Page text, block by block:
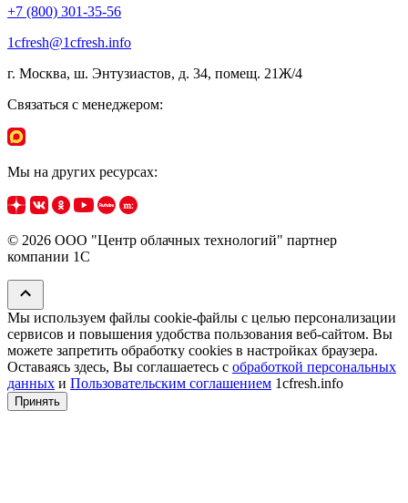
+7 (800) 301-35-56
1cfresh@1cfresh.info
г. Москва, ш. Энтузиастов, д. 34, помещ. 21Ж/4
Связаться с менеджером:
Мы на других ресурсах:
© 2026 ООО "Центр облачных технологий" партнер
компании 1C
Мы используем файлы cookie‑файлы с целью персонализации
сервисов и повышения удобства пользования веб-сайтом. Вы
можете запретить обработку сookies в настройках браузера.
Оставаясь здесь, Вы соглашаетесь с обработкой персональных
данных и Пользовательским соглашением 1cfresh.info
Принять